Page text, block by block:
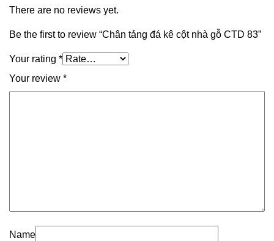
There are no reviews yet.
Be the first to review “Chân tảng đá kê cột nhà gỗ CTD 83”
Your rating *
Your review *
Name